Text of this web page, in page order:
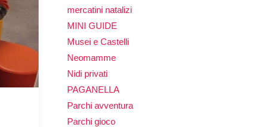
mercatini natalizi
MINI GUIDE
Musei e Castelli
Neomamme
Nidi privati
PAGANELLA
Parchi avventura
Parchi gioco